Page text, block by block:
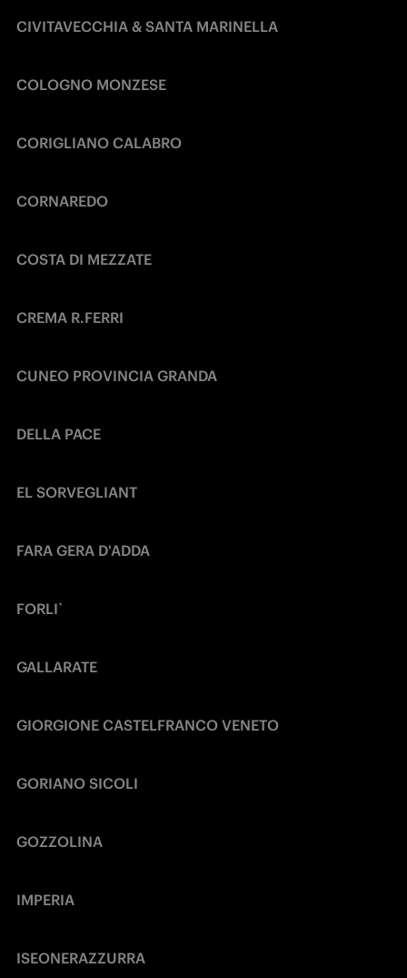
CIVITAVECCHIA & SANTA MARINELLA
COLOGNO MONZESE
CORIGLIANO CALABRO
CORNAREDO
COSTA DI MEZZATE
CREMA R.FERRI
CUNEO PROVINCIA GRANDA
DELLA PACE
EL SORVEGLIANT
FARA GERA D'ADDA
FORLI`
GALLARATE
GIORGIONE CASTELFRANCO VENETO
GORIANO SICOLI
GOZZOLINA
IMPERIA
ISEONERAZZURRA